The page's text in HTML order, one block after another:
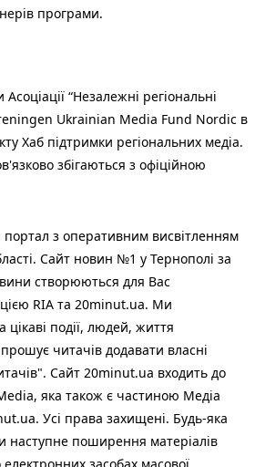
програми.
“Незалежні регіональні
Ukrainian Media Fund Nordic в
Хаб підтримки регіональних медіа.
збігаються з офіційною
з оперативним висвітленням
Сайт новин №1 у Тернополі за
створюються для Вас
RIA та 20minut.ua. Ми
цікаві події, людей, життя
читачів додавати власні
Сайт 20minut.ua входить до
яка також є частиною Медіа
Усі права захищені. Будь-яка
наступне поширення матеріалів